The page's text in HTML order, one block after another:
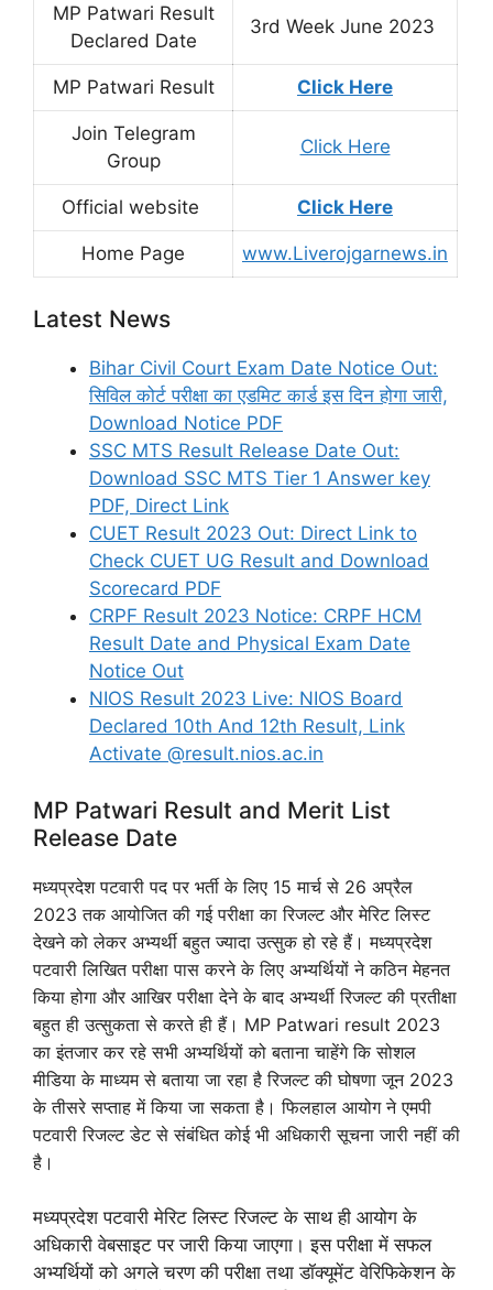
MP Patwari Result
Declared Date
3rd Week June 2023
MP Patwari Result Click Here
Join Telegram
Group
Click Here
Official website Click Here
Home Page www.Liverojgarnews.in
Latest News
Bihar Civil Court Exam Date Notice Out:
सिविल कोर्ट परीक्षा का एडमिट कार्ड इस दिन होगा जारी,
Download Notice PDF
SSC MTS Result Release Date Out:
Download SSC MTS Tier 1 Answer key
PDF, Direct Link
CUET Result 2023 Out: Direct Link to
Check CUET UG Result and Download
Scorecard PDF
CRPF Result 2023 Notice: CRPF HCM
Result Date and Physical Exam Date
Notice Out
NIOS Result 2023 Live: NIOS Board
Declared 10th And 12th Result, Link
Activate @result.nios.ac.in
MP Patwari Result and Merit List
Release Date
मध्यप्रदेश पटवारी पद पर भर्ती के लिए 15 मार्च से 26 अप्रैल
2023 तक आयोजित की गई परीक्षा का रिजल्ट और मेरिट लिस्ट
देखने को लेकर अभ्यर्थी बहुत ज्यादा उत्सुक हो रहे हैं। मध्यप्रदेश
पटवारी लिखित परीक्षा पास करने के लिए अभ्यर्थियों ने कठिन मेहनत
किया होगा और आखिर परीक्षा देने के बाद अभ्यर्थी रिजल्ट की प्रतीक्षा
बहुत ही उत्सुकता से करते ही हैं। MP Patwari result 2023
का इंतजार कर रहे सभी अभ्यर्थियों को बताना चाहेंगे कि सोशल
मीडिया के माध्यम से बताया जा रहा है रिजल्ट की घोषणा जून 2023
के तीसरे सप्ताह में किया जा सकता है। फिलहाल आयोग ने एमपी
पटवारी रिजल्ट डेट से संबंधित कोई भी अधिकारी सूचना जारी नहीं की
है।
मध्यप्रदेश पटवारी मेरिट लिस्ट रिजल्ट के साथ ही आयोग के
अधिकारी वेबसाइट पर जारी किया जाएगा। इस परीक्षा में सफल
अभ्यर्थियों को अगले चरण की परीक्षा तथा डॉक्यूमेंट वेरिफिकेशन के